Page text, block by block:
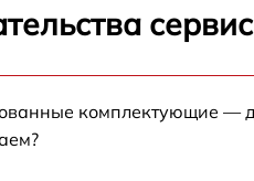
755 4G DCLкомплектующие —